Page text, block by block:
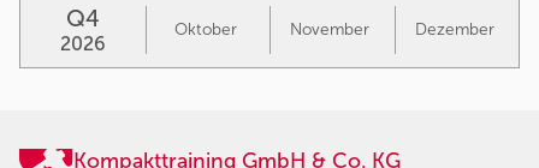
Q4
2026
Oktober November Dezember
Kompakttraining GmbH & Co. KG